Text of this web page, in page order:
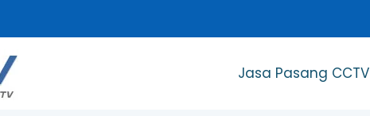
Jasa Pasang CCTV